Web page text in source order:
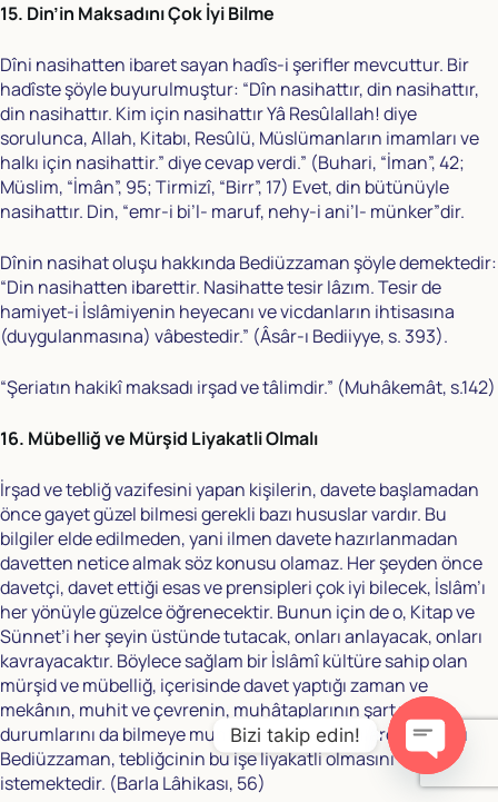
15. Din’in Maksadını Çok İyi Bilme
Dîni nasihatten ibaret sayan hadîs-i şerifler mevcuttur. Bir
hadîste şöyle buyurulmuştur: “Dîn nasihattır, din nasihattır,
din nasihattır. Kim için nasihattır Yâ Resûlallah! diye
sorulunca, Allah, Kitabı, Resûlü, Müslümanların imamları ve
halkı için nasihattir.” diye cevap verdi.” (Buhari, “İman”, 42;
Müslim, “İmân”, 95; Tirmizî, “Birr”, 17) Evet, din bütünüyle
nasihattır. Din, “emr-i bi’l- maruf, nehy-i ani’l- münker”dir.
Dînin nasihat oluşu hakkında Bediüzzaman şöyle demektedir:
“Din nasihatten ibarettir. Nasihatte tesir lâzım. Tesir de
hamiyet-i İslâmiyenin heyecanı ve vicdanların ihtisasına
(duygulanmasına) vâbestedir.” (Âsâr-ı Bediiyye, s. 393).
“Şeriatın hakikî maksadı irşad ve tâlimdir.” (Muhâkemât, s.142)
16. Mübelliğ ve Mürşid Liyakatli Olmalı
İrşad ve tebliğ vazifesini yapan kişilerin, davete başlamadan
önce gayet güzel bilmesi gerekli bazı hususlar vardır. Bu
bilgiler elde edilmeden, yani ilmen davete hazırlanmadan
davetten netice almak söz konusu olamaz. Her şeyden önce
davetçi, davet ettiği esas ve prensipleri çok iyi bilecek, İslâm’ı
her yönüyle güzelce öğrenecektir. Bunun için de o, Kitap ve
Sünnet’i her şeyin üstünde tutacak, onları anlayacak, onları
kavrayacaktır. Böylece sağlam bir İslâmî kültüre sahip olan
mürşid ve mübelliğ, içerisinde davet yaptığı zaman ve
mekânın, muhit ve çevrenin, muhâtaplarının şart ve
durumlarını da bilmeye muhtaçtır. Bütün bunlardan dolayı
Bediüzzaman, tebliğcinin bu işe liyakatli olmasını
istemektedir. (Barla Lâhikası, 56)
Bizi takip edin!
O